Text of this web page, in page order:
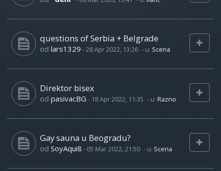
questions of Serbia + Belgrade
od lars1329 -28 Apr 2022, 13:26 - u: Scena
Direktor bisex
od pasivacBG - 18 Apr 2022, 11:35 - u: Razno
Gay sauna u Beogradu?
od SoyAqui8 - 05 Mar 2022, 21:50 - u: Scena